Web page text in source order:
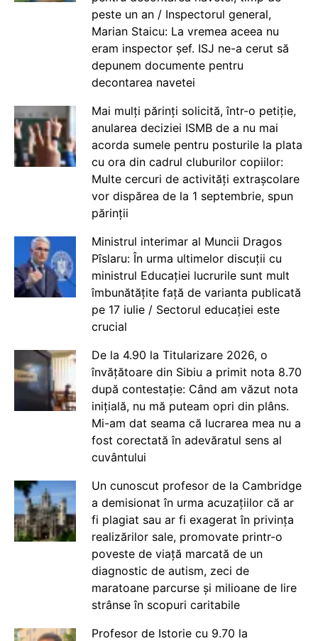
peste un an / Inspectorul general,
Marian Staicu: La vremea aceea nu
eram inspector șef. ISJ ne-a cerut să
depunem documente pentru
decontarea navetei
Mai mulți părinți solicită, într-o petiție,
anularea deciziei ISMB de a nu mai
acorda sumele pentru posturile la plata
cu ora din cadrul cluburilor copiilor:
Multe cercuri de activități extrașcolare
vor dispărea de la 1 septembrie, spun
părinții
Ministrul interimar al Muncii Dragos
Pîslaru: În urma ultimelor discuții cu
ministrul Educației lucrurile sunt mult
îmbunătățite față de varianta publicată
pe 17 iulie / Sectorul educației este
crucial
De la 4.90 la Titularizare 2026, o
învățătoare din Sibiu a primit nota 8.70
după contestație: Când am văzut nota
inițială, nu mă puteam opri din plâns.
Mi-am dat seama că lucrarea mea nu a
fost corectată în adevăratul sens al
cuvântului
Un cunoscut profesor de la Cambridge
a demisionat în urma acuzațiilor că ar
fi plagiat sau ar fi exagerat în privința
realizărilor sale, promovate printr-o
poveste de viață marcată de un
diagnostic de autism, zeci de
maratoane parcurse și milioane de lire
strânse în scopuri caritabile
Profesor de Istorie cu 9.70 la